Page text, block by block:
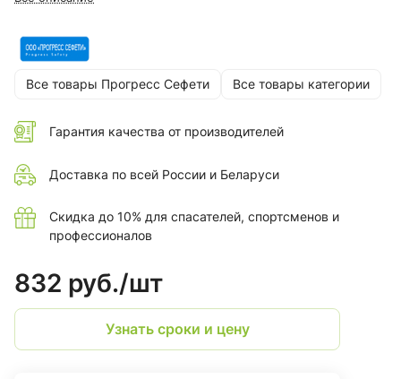
Все товары Прогресс Сефети Все товары категории
Гарантия качества от производителей
Доставка по всей России и Беларуси
Скидка до 10% для спасателей, спортсменов и
профессионалов
832 руб./шт
Узнать сроки и цену